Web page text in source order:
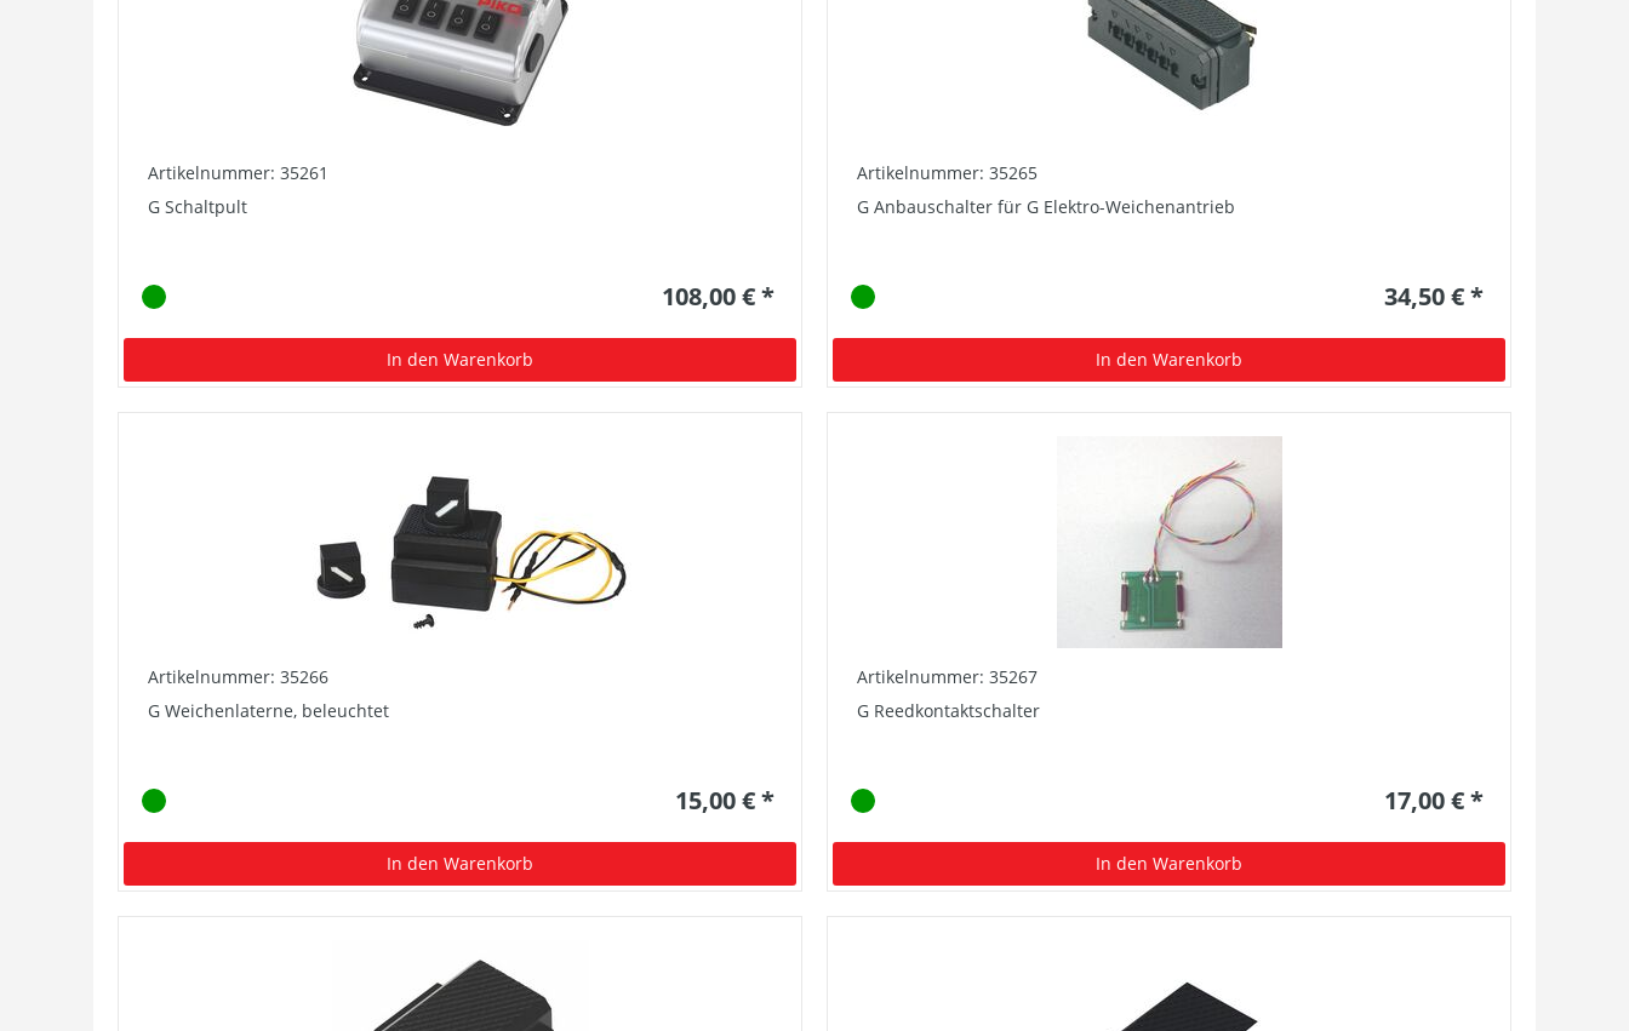
Artikelnummer: 35261
G Schaltpult
108,00 € *
In den Warenkorb
Artikelnummer: 35265
G Anbauschalter für G Elektro-Weichenantrieb
34,50 € *
In den Warenkorb
Artikelnummer: 35266
G Weichenlaterne, beleuchtet
15,00 € *
In den Warenkorb
Artikelnummer: 35267
G Reedkontaktschalter
17,00 € *
In den Warenkorb